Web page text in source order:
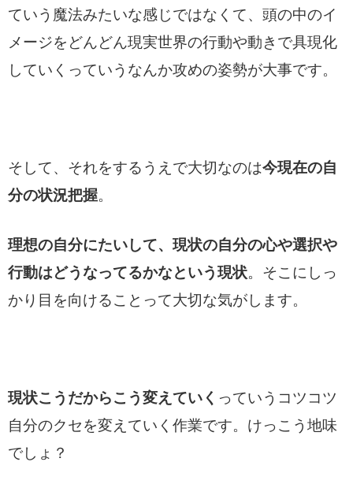
ていう魔法みたいな感じではなくて、頭の中のイ
メージをどんどん現実世界の行動や動きで具現化
していくっていうなんか攻めの姿勢が大事です。
そして、それをするうえで大切なのは今現在の自
分の状況把握。
理想の自分にたいして、現状の自分の心や選択や
行動はどうなってるかなという現状。そこにしっ
かり目を向けることって大切な気がします。
現状こうだからこう変えていく っていうコツコツ
自分のクセを変えていく作業です。けっこう地味
でしょ？